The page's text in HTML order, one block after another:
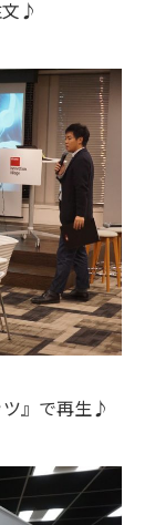
文♪
ツ』で再生♪